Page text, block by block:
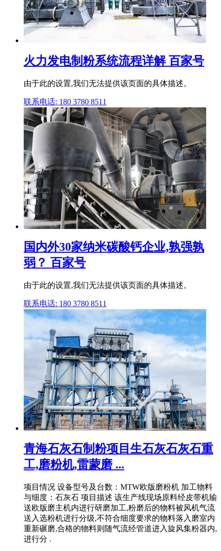
火力发电制粉系统流程详解 百家号
由于此的设置,我们无法提供该页面的具体描述。
联系电话: 180 3780 8511
国内外30家纳米碳酸钙企业,孰强孰
弱？ 百家号
由于此的设置,我们无法提供该页面的具体描述。
联系电话: 180 3780 8511
青海石灰石制粉项目生石灰石灰石重
工,磨粉机,雷蒙磨 ...
项目情况 设备型号及台数：MTW欧版磨粉机 加工物料
与细度：石灰石 项目描述 该生产线现场原料经皮带机输
送欧版磨主机内进行研磨加工,粉磨后的物料被风机气流
送入选粉机进行分级,不符合细度要求的物料落入磨室内
重新碾磨,合格的物料则随气流经管道进入旋风集粉器内,
进行分 .